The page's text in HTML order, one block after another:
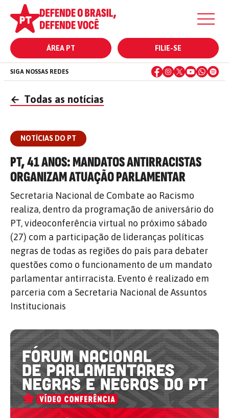
ÁREA PT FILIE-SE
SIGA NOSSAS REDES
← Todas as notícias
NOTÍCIAS DO PT
PT, 41 ANOS: MANDATOS ANTIRRACISTAS
ORGANIZAM ATUAÇÃO PARLAMENTAR
Secretaria Nacional de Combate ao Racismo
realiza, dentro da programação de aniversário do
PT, videoconferência virtual no próximo sábado
(27) com a participação de lideranças políticas
negras de todas as regiões do país para debater
questões como o funcionamento de um mandato
parlamentar antirracista. Evento é realizado em
parceria com a Secretaria Nacional de Assuntos
Institucionais